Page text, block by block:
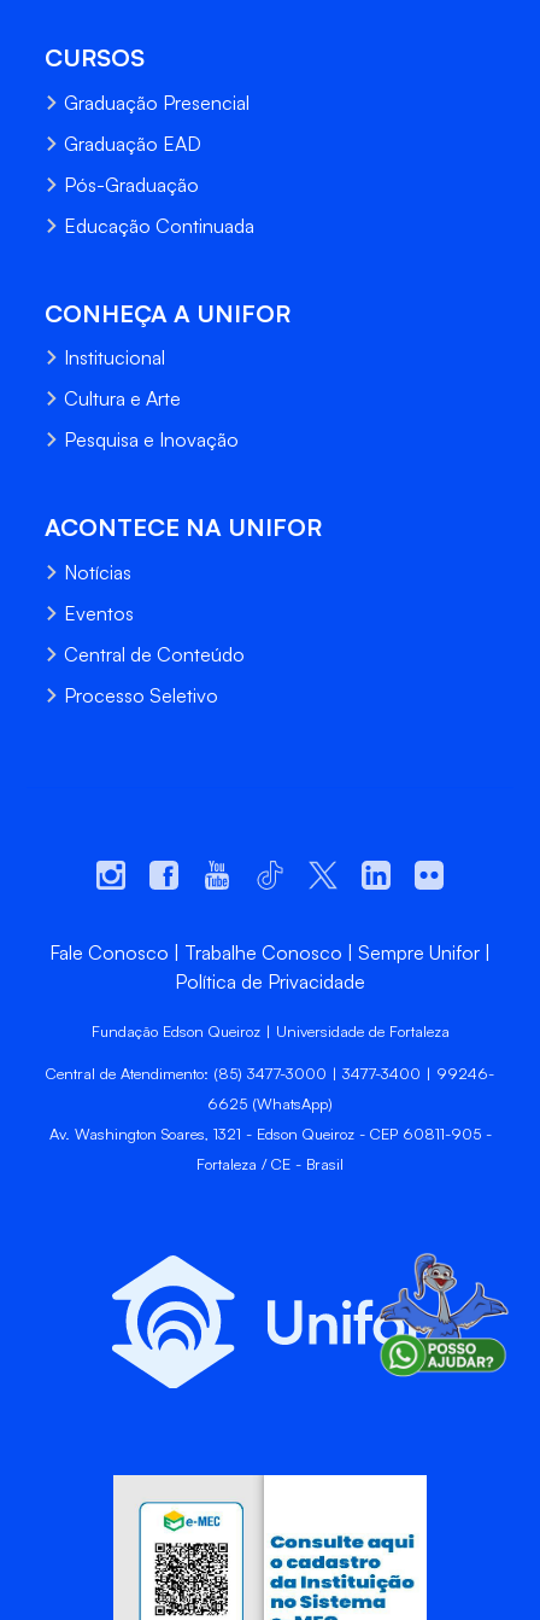
CURSOS
Graduação Presencial
Graduação EAD
Pós-Graduação
Educação Continuada
CONHEÇA A UNIFOR
Institucional
Cultura e Arte
Pesquisa e Inovação
ACONTECE NA UNIFOR
Notícias
Eventos
Central de Conteúdo
Processo Seletivo
Fale Conosco Trabalhe Conosco
Sempre Unifor
Política de Privacidade
Fundação Edson Queiroz | Universidade de Fortaleza
Central de Atendimento: (85) 3477-3000 | 3477-3400 | 99246-
6625 (WhatsApp)
Av. Washington Soares, 1321 - Edson Queiroz - CEP 60811-905 -
Fortaleza / CE - Brasil